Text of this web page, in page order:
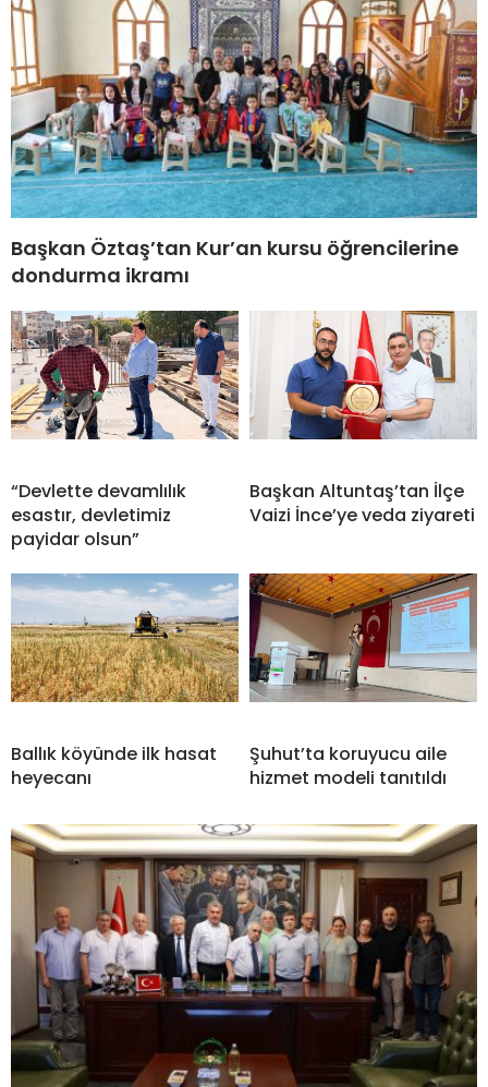
Başkan Öztaş’tan Kur’an kursu öğrencilerine
dondurma ikramı
“Devlette devamlılık
esastır, devletimiz
payidar olsun”
Başkan Altuntaş’tan İlçe
Vaizi İnce’ye veda ziyareti
Ballık köyünde ilk hasat
heyecanı
Şuhut’ta koruyucu aile
hizmet modeli tanıtıldı